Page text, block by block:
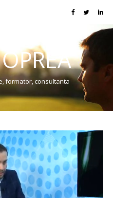
formator, consultanta